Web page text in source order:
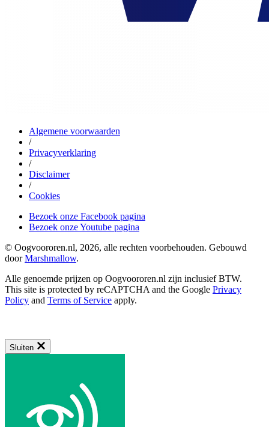
Algemene voorwaarden
/
Privacyverklaring
/
Disclaimer
/
Cookies
Bezoek onze Facebook pagina
Bezoek onze Youtube pagina
© Oogvoororen.nl, 2026, alle rechten voorbehouden. Gebouwd
doorMarshmallow.
Alle genoemde prijzen op Oogvoororen.nl zijn inclusief BTW.
This site is protected by reCAPTCHA and the Google Privacy
Policy and Terms of Service apply.
Sluiten